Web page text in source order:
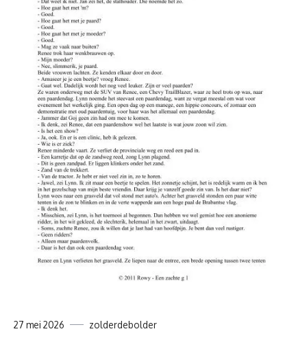
27 mei 2026 zolderdebolder